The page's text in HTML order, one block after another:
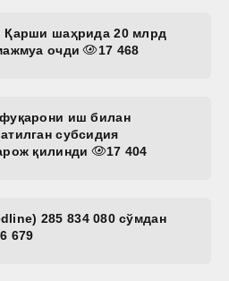
Қарши шаҳрида 20 млрд
очди
17 468
иш билан
субсидия
қилинди
17 404
285 834 080 сўмдан
679